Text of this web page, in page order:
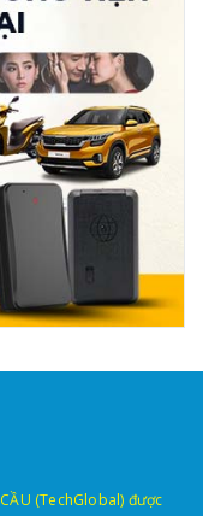
(TechGlobal) được